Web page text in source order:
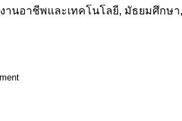
านอาชีพและเทคโนโลยี, มัธยมศึกษา,